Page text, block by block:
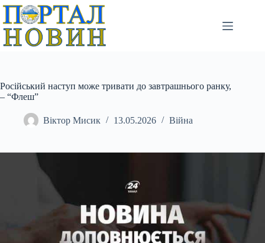
Перейти
вмісту
Російський наступ може тривати до завтрашнього ранку,
– “Флеш”
Віктор Мисик 13.05.2026 Війна